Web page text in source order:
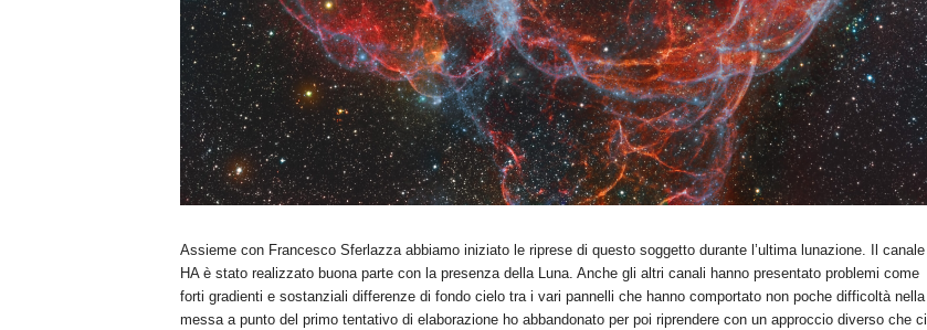
Assieme con Francesco Sferlazza abbiamo iniziato le riprese di questo soggetto durante l’ultima lunazione. Il canale
HA è stato realizzato buona parte con la presenza della Luna. Anche gli altri canali hanno presentato problemi come
forti gradienti e sostanziali differenze di fondo cielo tra i vari pannelli che hanno comportato non poche difficoltà nella
messa a punto del primo tentativo di elaborazione ho abbandonato per poi riprendere con un approccio diverso che ci